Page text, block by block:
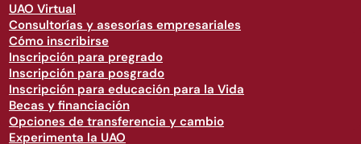
UAO Virtual
Consultorías y asesorías empresariales
Cómo inscribirse
Inscripción para pregrado
Inscripción para posgrado
Inscripción para educación para la Vida
Becas y financiación
Opciones de transferencia y cambio
Experimenta la UAO